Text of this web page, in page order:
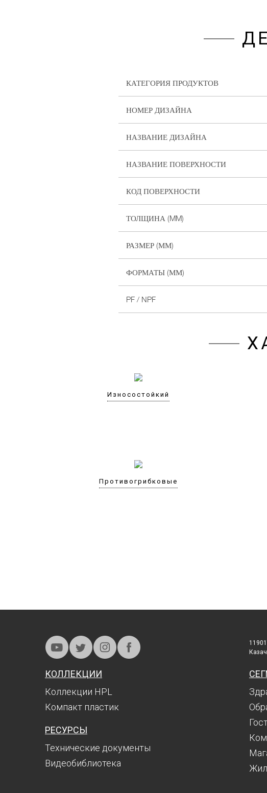
КАТЕГОРИЯ ПРОДУКТОВ
НОМЕР ДИЗАЙНА
НАЗВАНИЕ ДИЗАЙНА
НАЗВАНИЕ ПОВЕРХНОСТИ
КОД ПОВЕРХНОСТИ
ТОЛЩИНА (MM)
РАЗМЕР (ММ)
ФОРМАТЫ (ММ)
PF / NPF
Износостойкий
Противогрибковые
КОЛЛЕКЦИИ
Коллекции HPL
Компакт пластик
РЕСУРСЫ
Технические документы
Видеобиблиотека